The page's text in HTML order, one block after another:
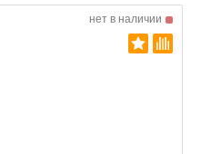
нет в наличии